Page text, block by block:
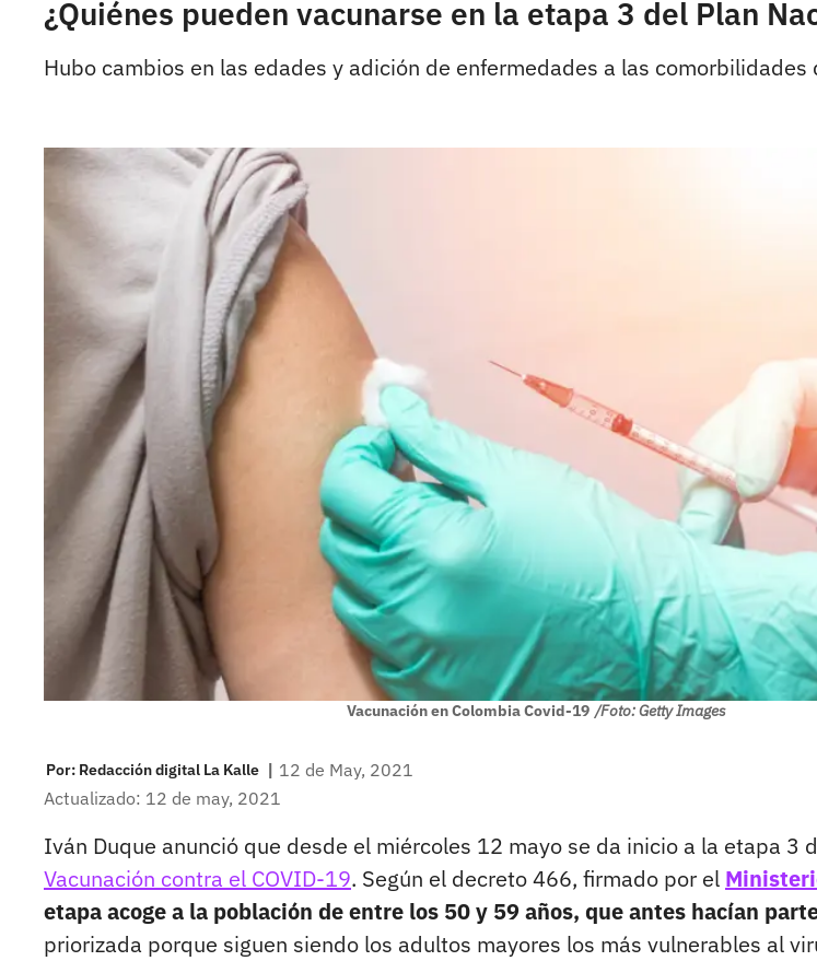
¿Quiénes pueden vacunarse en la etapa 3 del Plan
Hubo cambios en las edades y adición de enfermedades a las comorbilidades
Vacunación en Colombia Covid-19 /Foto: Getty Images
Por: Redacción digital La Kalle | 12 de May, 2021
Actualizado: 12 de may, 2021
Iván Duque anunció que desde el miércoles 12 mayo se da inicio a la etapa 3
Vacunación contra el COVID-19. Según el decreto 466, firmado por el
etapa acoge a la población de entre los 50 y 59 años, que antes hacían
priorizada porque siguen siendo los adultos mayores los más vulnerables al